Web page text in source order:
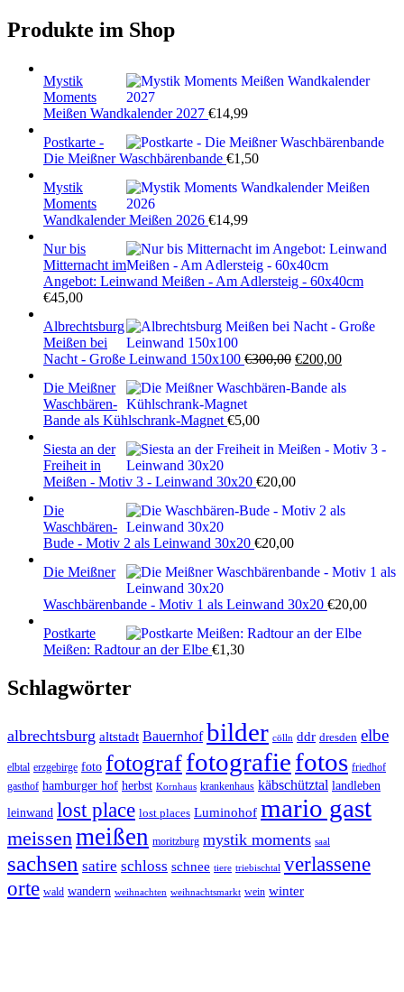
Produkte im Shop
Mystik
Moments
Meißen Wandkalender 2027 €14,99
Postkarte -
Die Meißner Waschbärenbande €1,50
Mystik
Moments
Wandkalender Meißen 2026 €14,99
Nur bis
Mitternacht im
Angebot: Leinwand Meißen - Am Adlersteig - 60x40cm
€45,00
Albrechtsburg
Meißen bei
Nacht - Große Leinwand 150x100 €300,00 Ursprünglicher
war:
€200,00Aktueller
ist:
Die Meißner
Waschbären-
Bande als Kühlschrank-Magnet €5,00
Siesta an der
Freiheit in
Meißen - Motiv 3 - Leinwand 30x20 €20,00
Die
Waschbären-
Bude - Motiv 2 als Leinwand 30x20 €20,00
Die Meißner
Waschbärenbande - Motiv 1 als Leinwand 30x20 €20,00
Postkarte
Meißen: Radtour an der Elbe €1,30
Schlagwörter
albrechtsburg altstadt Bauernhof bilder cölln ddr dresden elbe
elbtal erzgebirge foto fotograffotografiefotos friedhof
gasthof hamburger hof herbst Kornhaus krankenhaus käbschütztal landleben
leinwand lost place lost places Luminohof mario gast
meissen meißen moritzburg mystik moments saal
sachsen satire schloss schnee tiere triebischtal verlassene
orte wald wandern weihnachten weihnachtsmarkt wein winter